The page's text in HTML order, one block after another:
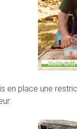
en place une